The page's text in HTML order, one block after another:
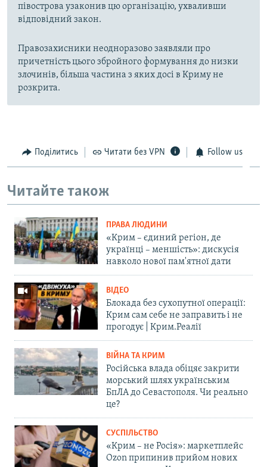
півострова узаконив цю організацію, ухваливши
відповідний закон.
Правозахисники неодноразово заявляли про
причетність цього збройного формування до низки
злочинів, більша частина з яких досі в Криму не
розкрита.
Поділитись Читати без VPN Follow us
Читайте також
ПРАВА ЛЮДИНИ
«Крим – єдиний регіон, де
українці – меншість»: дискусія
навколо нової пам'ятної дати
ВІДЕО
Блокада без сухопутної операції:
Крим сам себе не заправить і не
прогодує | Крим.Реалії
ВІЙНА ТА КРИМ
Російська влада обіцяє закрити
морський шлях українським
БпЛА до Севастополя. Чи реально
це?
СУСПІЛЬСТВО
«Крим – не Росія»: маркетплейс
Ozon припинив прийом нових